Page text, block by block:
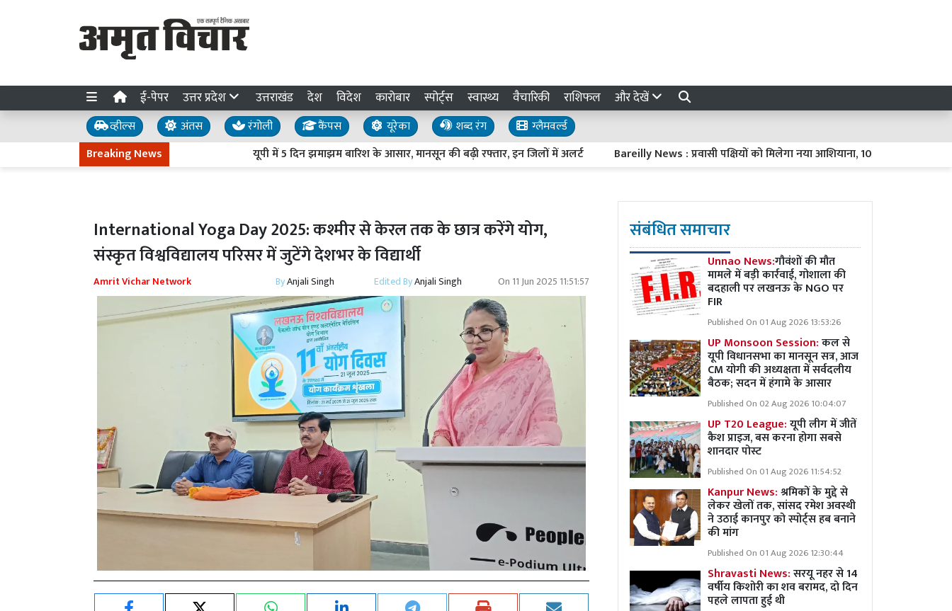
ई-पेपर उत्तर प्रदेश उत्तराखंड देश विदेश कारोबार स्पोर्ट्स स्वास्थ्य वैचारिकी राशिफल और देखें
व्हील्स अंतस रंगोली कैंपस यूरेका शब्द रंग
ग्लैमवर्ल्ड
Breaking News
यूपी में 5 दिन झमाझम बारिश के आसार, मानसून की बढ़ी रफ्तार, इन जिलों में अलर्ट Bareilly News : प्रवासी पक्षियों को मिलेगा नया आशियाना, 10 स्थानों पर विकसित होंगे
International Yoga Day 2025: कश्मीर से केरल तक के छात्र करेंगे योग,
संस्कृत विश्वविद्यालय परिसर में जुटेंगे देशभर के विद्यार्थी
Amrit Vichar Network ByAnjali Singh Edited ByAnjali Singh On 11 Jun 2025 11:51:57
संबंधित समाचार
Unnao News:गौवंशों की मौत
मामले में बड़ी कार्रवाई, गोशाला की
बदहाली पर लखनऊ के NGO पर
FIR
Published On 01 Aug 2026 13:53:26
UP Monsoon Session:कल से
यूपी विधानसभा का मानसून सत्र, आज
CM योगी की अध्यक्षता में सर्वदलीय
बैठक; सदन में हंगामे के आसार
Published On 02 Aug 2026 10:04:07
UP T20 League:यूपी लीग में जीतें
कैश प्राइज, बस करना होगा सबसे
शानदार पोस्ट
Published On 01 Aug 2026 11:54:52
Kanpur News:श्रमिकों के मुद्दे से
लेकर खेलों तक, सांसद रमेश अवस्थी
ने उठाई कानपुर को स्पोर्ट्स हब बनाने
की मांग
Published On 01 Aug 2026 12:30:44
Shravasti News:सरयू नहर से 14
वर्षीय किशोरी का शव बरामद, दो दिन
पहले लापता हुई थी